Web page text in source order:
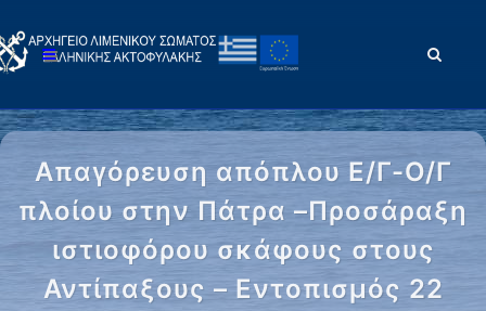
Απαγόρευση απόπλου Ε/Γ-Ο/Γ
πλοίου στην Πάτρα –Προσάραξη
ιστιοφόρου σκάφους στους
Αντίπαξους – Εντοπισμός 22